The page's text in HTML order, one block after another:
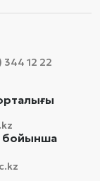
344 12 22
бойынша